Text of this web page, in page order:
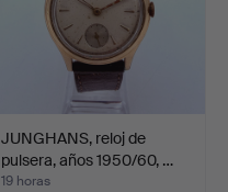
JUNGHANS, reloj de
pulsera, años 1950/60, …
19 horas